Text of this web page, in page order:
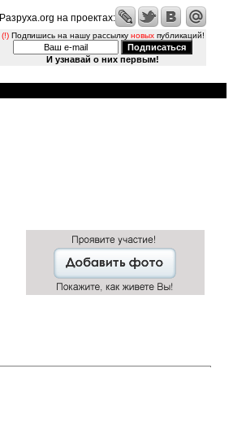
Разруха.org на проектах:
(!)Подпишись на нашу рассылку новыхпубликаций!
И узнавай о них первым!